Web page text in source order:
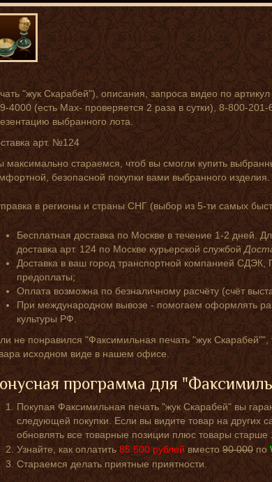
"жук Скарабей"), описания, запроса видео по
4000 (есть Мах- проверяется 2 раза в сутки), 8-800-
выбранного лота.
арт. №124
максимально стараемся, чтоб вы смогли купить
безопасной покупки вами выбранного
в регионы и страны СНГ (выбор из 5-ти самых
Бесплатная доставка по Москве в течение 1-2 дней.
доставка арт. 124 по Москве курьерской службой
Доставка в ваш город транспортной компанией
предоплаты;
Оплата возможна по безналичному расчёту (счёт
При международном вывозе - помогаем оформлять
культуры РФ.
не понравился "Факсимильная печать "жук Скарабей"",
исходном виде в нашем офисе.
программа для
Покупая Факсимильная печать "жук Скарабей" вы
следующей покупки. Если вы видите товар на других
обновлять все товарные позиции плюс товары
Узнайте, как оплатить85 500 рублейвместо90 000по
Стараемся делать приятные приятности.